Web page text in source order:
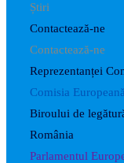
Știri
Contactează-ne
Contactează-ne
Reprezentanței
Comisia Europeană
Biroului de
România
Parlamentul